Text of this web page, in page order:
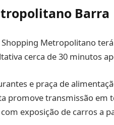
Barra
Metropolitano
cerca de 30 minutos
e praça de
promove transmissão
exposição de carros a